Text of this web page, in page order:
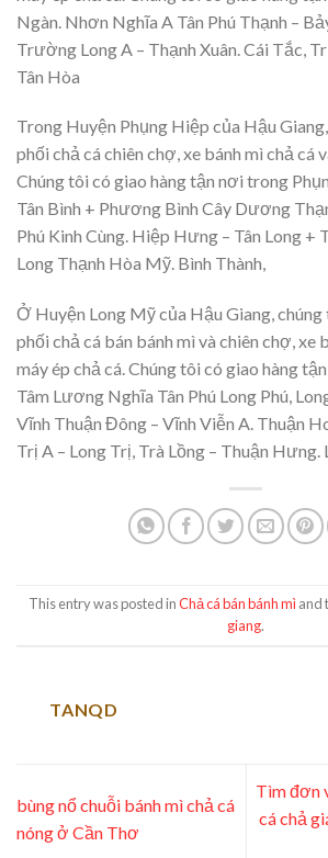
Ngàn. Nhơn Nghĩa A Tân Phú Thạnh –
Trường Long A – Thạnh Xuân. Cái Tắc,
Tân Hòa
Trong Huyện Phụng Hiệp của Hậu
phối chả cá chiên chợ, xe bánh mì chả cá
Chúng tôi có giao hàng tận nơi trong
Tân Bình + Phương Bình Cây Dương
Phú Kinh Cùng. Hiệp Hưng – Tân Long +
Long Thạnh Hòa Mỹ. Bình Thành,
Ở Huyện Long Mỹ của Hậu Giang, chúng
phối chả cá bán bánh mì và chiên chợ, xe
máy ép chả cá. Chúng tôi có giao hàng
Tâm Lương Nghĩa Tân Phú Long Phú,
Vĩnh Thuận Đông – Vĩnh Viễn A. Thuận
Trị A – Long Trị, Trà Lồng – Thuận Hưng.
This entry was posted inChả cá bán bánh mì and
giang.
TANQD
bùng nổ chuỗi bánh mì chả cá
nóng ở Cần Thơ
Tìm đơn
cá chả